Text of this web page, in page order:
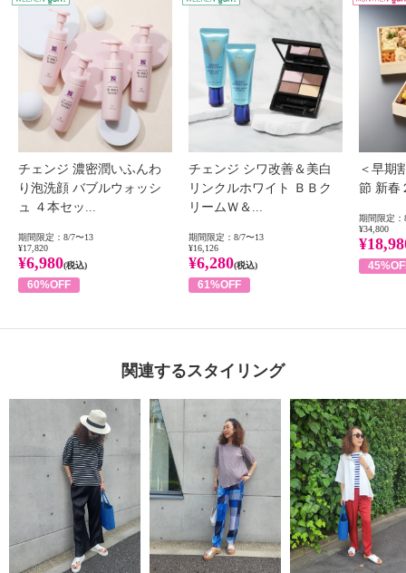
チェンジ 濃密潤いふんわ
り泡洗顔 バブルウォッシ
ュ ４本セッ...
期間限定：8/7〜13
¥17,820
¥6,980(税込)
60%OFF
チェンジ シワ改善＆美白
リンクルホワイト ＢＢク
リームＷ＆...
期間限定：8/7〜13
¥16,126
¥6,280(税込)
61%OFF
＜早期
節 新春
期間限定：
¥34,800
関連するスタイリング